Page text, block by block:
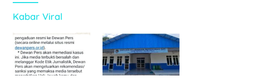
Kabar Viral